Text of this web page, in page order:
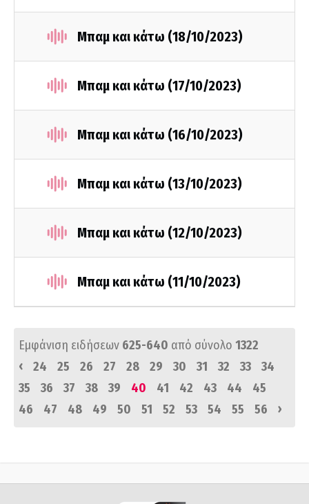
Μπαμ και κάτω (18/10/2023)
Μπαμ και κάτω (17/10/2023)
Μπαμ και κάτω (16/10/2023)
Μπαμ και κάτω (13/10/2023)
Μπαμ και κάτω (12/10/2023)
Μπαμ και κάτω (11/10/2023)
Εμφάνιση ειδήσεων 625-640 από σύνολο 1322
‹
24 25 26 27 28 29 30 31 32 33
34
35
36 37 38 39 40 41 42 43 44
45
46
47 48 49 50 51 52 53 54 55 56 ›